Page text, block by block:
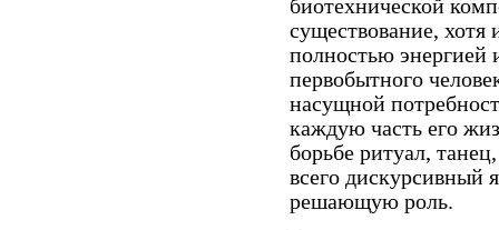
биотехнической
существование, хотя
полностью энергией
первобытного
насущной
каждую часть его
борьбе ритуал,
всего дискурсивный
решающую роль.